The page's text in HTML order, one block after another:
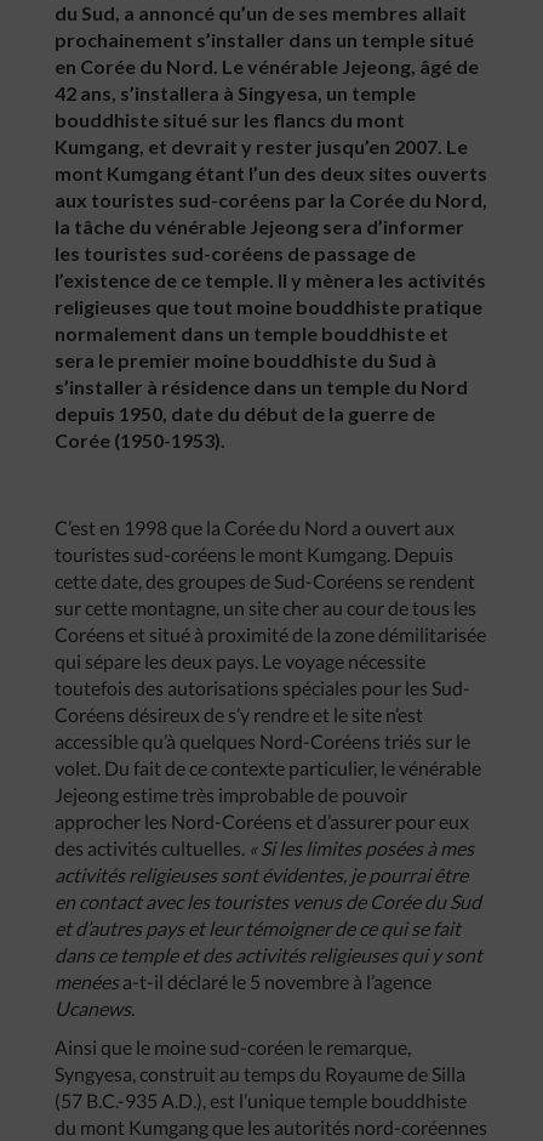
du Sud, a annoncé qu’un de ses membres allait
prochainement s’installer dans un temple situé
en Corée du Nord. Le vénérable Jejeong, âgé de
42 ans, s’installera à Singyesa, un temple
bouddhiste situé sur les flancs du mont
Kumgang, et devrait y rester jusqu’en 2007. Le
mont Kumgang étant l’un des deux sites ouverts
aux touristes sud-coréens par la Corée du Nord,
la tâche du vénérable Jejeong sera d’informer
les touristes sud-coréens de passage de
l’existence de ce temple. Il y mènera les activités
religieuses que tout moine bouddhiste pratique
normalement dans un temple bouddhiste et
sera le premier moine bouddhiste du Sud à
s’installer à résidence dans un temple du Nord
depuis 1950, date du début de la guerre de
Corée (1950-1953).
C’est en 1998 que la Corée du Nord a ouvert aux
touristes sud-coréens le mont Kumgang. Depuis
cette date, des groupes de Sud-Coréens se rendent
sur cette montagne, un site cher au cour de tous les
Coréens et situé à proximité de la zone démilitarisée
qui sépare les deux pays. Le voyage nécessite
toutefois des autorisations spéciales pour les Sud-
Coréens désireux de s’y rendre et le site n’est
accessible qu’à quelques Nord-Coréens triés sur le
volet. Du fait de ce contexte particulier, le vénérable
Jejeong estime très improbable de pouvoir
approcher les Nord-Coréens et d’assurer pour eux
des activités cultuelles. « Si les limites posées à mes
activités religieuses sont évidentes, je pourrai être
en contact avec les touristes venus de Corée du Sud
et d’autres pays et leur témoigner de ce qui se fait
dans ce temple et des activités religieuses qui y sont
menéesa-t-il déclaré le 5 novembre à l’agence
Ucanews.
Ainsi que le moine sud-coréen le remarque,
Syngyesa, construit au temps du Royaume de Silla
(57 B.C.-935 A.D.), est l’unique temple bouddhiste
du mont Kumgang que les autorités nord-coréennes